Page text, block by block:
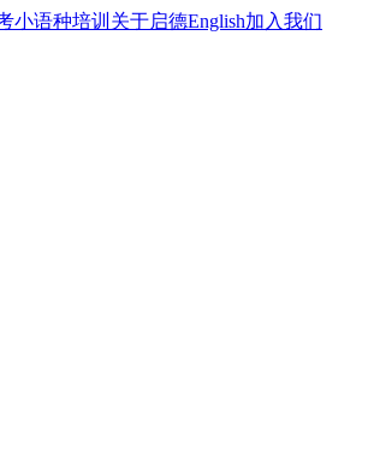
小语种培训 关于启德English加入我们